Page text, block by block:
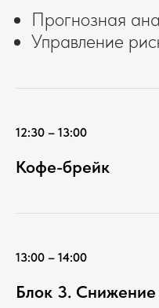
Прогнозная
Управление
12:30 – 13:00
Кофе-брейк
13:00 – 14:00
Блок 3. Снижение